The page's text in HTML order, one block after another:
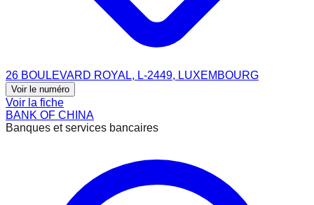
26 BOULEVARD ROYAL, L-2449, LUXEMBOURG
Voir le numéro
Voir la fiche
BANK OF CHINA
Banques et services bancaires